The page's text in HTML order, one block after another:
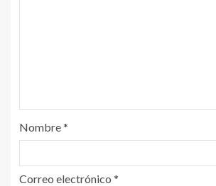
Nombre*
Correo electrónico *